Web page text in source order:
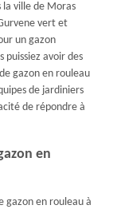
la ville de Moras
vert et
un gazon
puissiez avoir des
gazon en rouleau
de jardiniers
de répondre à
en
gazon en rouleau à